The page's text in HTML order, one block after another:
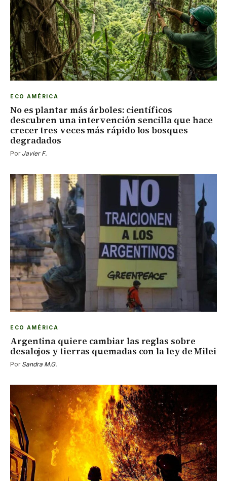
ECO AMÉRICA
No es plantar más árboles: científicos
descubren una intervención sencilla que hace
crecer tres veces más rápido los bosques
degradados
Por Javier F.
ECO AMÉRICA
Argentina quiere cambiar las reglas sobre
desalojos y tierras quemadas con la ley de Milei
Por Sandra M.G.